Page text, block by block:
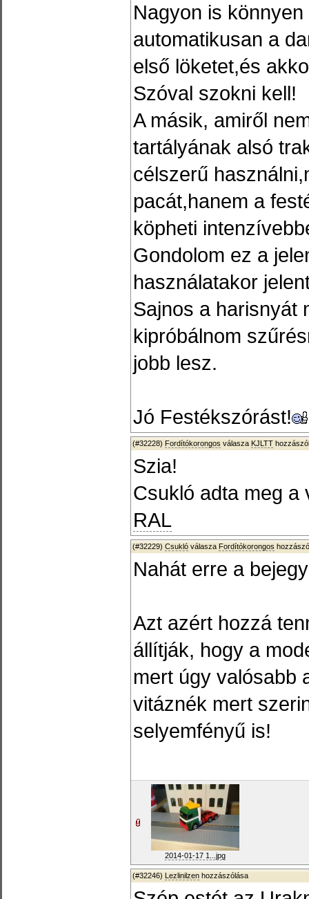
Nagyon is
automatikusan a
első löketet,és
Szóval szokni kell!
A másik, amiről
tartályának alsó
célszerű
pacát,hanem a
köpheti
Gondolom ez a
használatakor
Sajnos a harisnyát
kipróbálnom
jobb lesz.
Jó Festékszórást!
(#32228) Fordítókorongos válasza KJLTT
Szia!
Csukló adta meg a
RAL
(#32229) Csukló válasza Fordítókorongos
Nahát erre a
Azt azért hozzá
állítják, hogy a
mert úgy valósabb
vitáznék mert
selyemfényű is!
2014-01-17 1...jpg
(#32246) Lezlinilzen hozzászólása